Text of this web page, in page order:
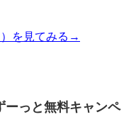
を見てみる→
ーっと無料キャンペ